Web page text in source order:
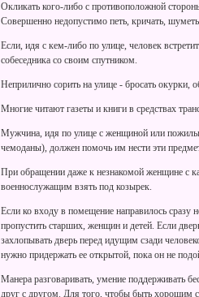
Окликать кого-либо с противоположной
Совершенно недопустимо петь, кричать,
Если, идя с кем-либо по улице, человек
собеседника со своим спутником.
Неприлично сорить на улице - бросать окурки,
Многие читают газеты и книги в средствах
Мужчина, идя по улице с женщиной или
чемоданы), должен помочь им нести эти
При обращении даже к незнакомой женщине с
военнослужащим взять под козырек.
Если ко входу в помещение направилось сразу
пропустить старших, женщин и детей. Если
захлопывать дверь перед идущим сзади
нужно придержать ее открытой, пока он не
Манера разговаривать, умение поддерживать
друг с другом. Для того, чтобы быть хорошим